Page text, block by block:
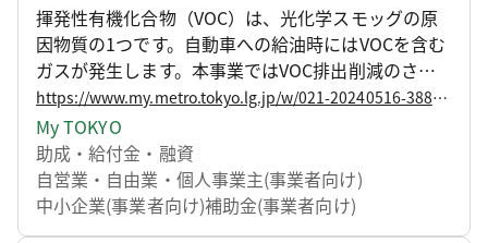
揮発性有機化合物（VOC）は、光化学スモッグの原
因物質の1つです。自動車への給油時にはVOCを含む
ガスが発生します。本事業ではVOC排出削減のさら
なる推進を目指し、ガソリンスタンド業者を対象
に、VOCを含有ガスの回収機能が高い計量機の導入
に対して補助を行います。
https://www.my.metro.tokyo.lg.jp/w/021-20240516-38803585
My TOKYO
助成・給付金・融資
自営業・自由業・個人事業主(事業者向け)
中小企業(事業者向け)補助金(事業者向け)